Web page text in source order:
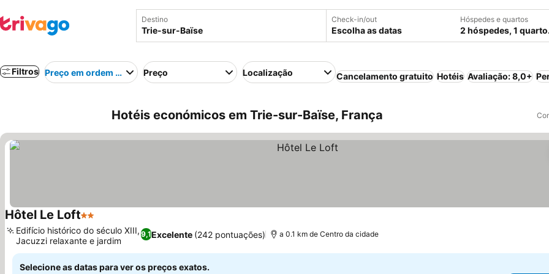
Destino Check-in/out
Escolha as datas
Hóspedes e quartos
2 hóspedes, 1 quarto.
Filtros Preço em ordem crescentePreço Localização Cancelamento gratuito Hotéis Avaliação: 8,0+
Hotéis económicos em Trie-sur-Baïse, França
Hôtel Le Loft2 Estrelas
9,1Excelente (242 pontuações)
Edifício histórico do século XIII,
Jacuzzi relaxante e jardim
a 0.1 km de Centro da cidade
Selecione as datas para ver os preços exatos.